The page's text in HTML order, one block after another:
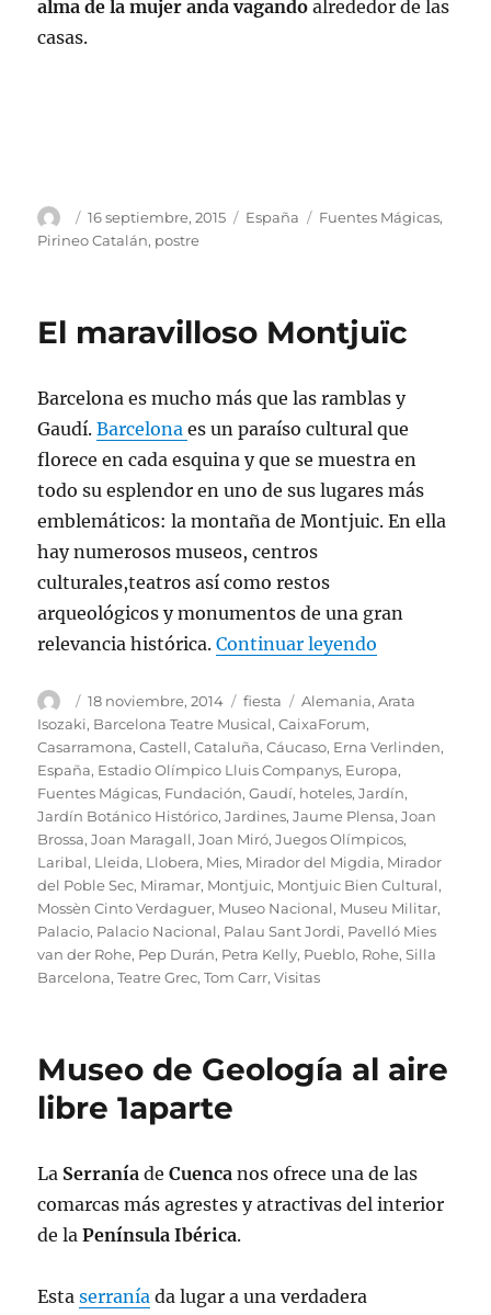
alma de la mujer anda vagando alrededor de las
casas.
Autor
Publicado
el
16 septiembre, 2015 Categorías
España Etiquetas
Fuentes Mágicas,
Pirineo Catalán, postre
El maravilloso Montjuïc
Barcelona es mucho más que las ramblas y
Gaudí.Barcelonaes un paraíso cultural que
florece en cada esquina y que se muestra en
todo su esplendor en uno de sus lugares más
emblemáticos: la montaña de Montjuic. En ella
hay numerosos museos, centros
culturales,teatros así como restos
arqueológicos y monumentos de una gran
relevancia histórica.Continuar leyendo
Autor
Publicado
el
18 noviembre, 2014 Categorías
fiesta Etiquetas
Alemania,Arata
Isozaki, Barcelona Teatre Musical,CaixaForum,
Casarramona,Castell,Cataluña,Cáucaso, Erna Verlinden,
España, Estadio Olímpico Lluis Companys, Europa,
Fuentes Mágicas, Fundación,Gaudí, hoteles,Jardín,
Jardín Botánico Histórico,Jardines,Jaume Plensa,Joan
Brossa,Joan Maragall,Joan Miró,Juegos Olímpicos,
Laribal, Lleida, Llobera, Mies, Mirador del Migdia, Mirador
del Poble Sec, Miramar, Montjuic, Montjuic Bien Cultural,
Mossèn Cinto Verdaguer, Museo Nacional, Museu Militar,
Palacio, Palacio Nacional, Palau Sant Jordi, Pavelló Mies
van der Rohe, Pep Durán, Petra Kelly, Pueblo, Rohe,Silla
Barcelona,Teatre Grec,Tom Carr,Visitas
Museo de Geología al aire
libre 1aparte
La Serranía deCuenca nos ofrece una de las
comarcas más agrestes y atractivas del interior
de laPenínsula Ibérica.
Estaserranía da lugar a una verdadera